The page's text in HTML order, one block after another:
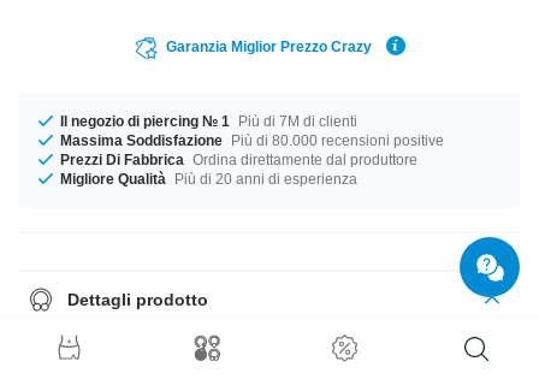
Garanzia Miglior Prezzo Crazy
Il negozio di piercing № 1
Più di 7M di clienti
Massima Soddisfazione Più di 80.000 recensioni positive
Prezzi Di Fabbrica Ordina direttamente dal produttore
Migliore Qualità
Più di 20 anni di esperienza
Dettagli prodotto
La pietra di questo articolo viene in un magnifico Crystal. Un splendido
prodotto direttamente dalla fabbrica, di qualità imbattibile. Prendi il tuo